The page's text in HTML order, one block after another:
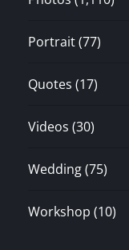
Portrait(77)
Quotes (17)
Videos (30)
Wedding(75)
Workshop (10)